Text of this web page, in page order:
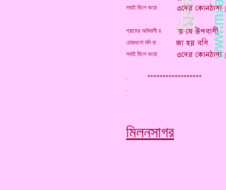
সবাই মিলে করো
গ্রামের অধিবাসী র
চোরগুলো যদি রা
সবাই মিলে করো
. ******************
মিলনসাগর